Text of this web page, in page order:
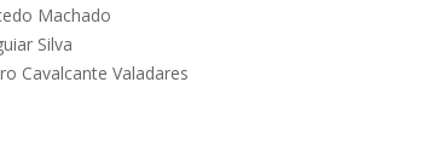
Machado
Silva
Cavalcante Valadares